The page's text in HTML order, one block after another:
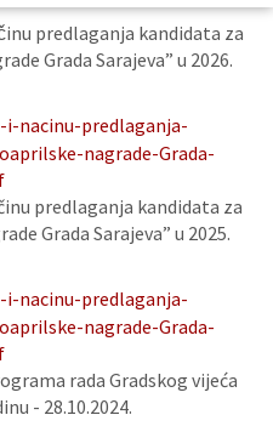
predlaganja kandidata za
Grada Sarajeva” u 2026.
nacinu-predlaganja-
nagrade-Grada-
predlaganja kandidata za
Grada Sarajeva” u 2025.
nacinu-predlaganja-
nagrade-Grada-
rada Gradskog vijeća
- 28.10.2024.